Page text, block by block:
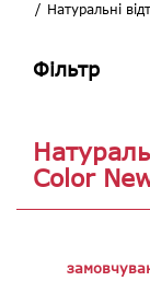
Натуральні
Фільтр
Color